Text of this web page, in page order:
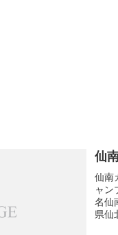
仙
仙南
ャン
名仙
県仙